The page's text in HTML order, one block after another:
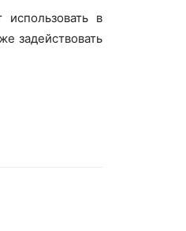
в
задействовать